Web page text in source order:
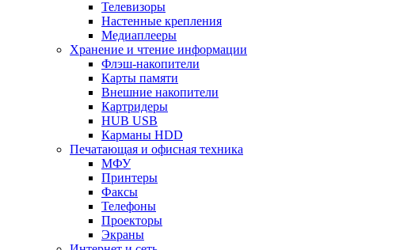
Телевизоры
Настенные крепления
Медиаплееры
Хранение и чтение информации
Флэш-накопители
Карты памяти
Внешние накопители
Картридеры
HUB USB
Карманы HDD
Печатающая и офисная техника
МФУ
Принтеры
Факсы
Телефоны
Проекторы
Экраны